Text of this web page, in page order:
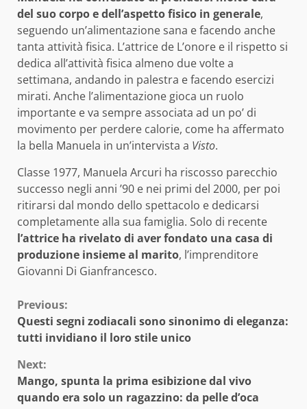
del suo corpo e dell’aspetto fisico in generale,
seguendo un’alimentazione sana e facendo anche
tanta attività fisica. L’attrice de L’onore e il rispetto si
dedica all’attività fisica almeno due volte a
settimana, andando in palestra e facendo esercizi
mirati. Anche l’alimentazione gioca un ruolo
importante e va sempre associata ad un po’ di
movimento per perdere calorie, come ha affermato
la bella Manuela in un’intervista a Visto.
Classe 1977, Manuela Arcuri ha riscosso parecchio
successo negli anni ’90 e nei primi del 2000, per poi
ritirarsi dal mondo dello spettacolo e dedicarsi
completamente alla sua famiglia. Solo di recente
l’attrice ha rivelato di aver fondato una casa di
produzione insieme al marito, l’imprenditore
Giovanni Di Gianfrancesco.
Continue
Reading
Previous:
Questi segni zodiacali sono sinonimo di eleganza:
tutti invidiano il loro stile unico
Next:
Mango, spunta la prima esibizione dal vivo
quando era solo un ragazzino: da pelle d’oca